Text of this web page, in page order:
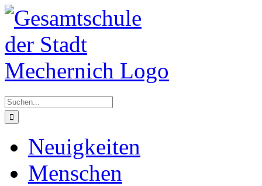
Zum
Inhalt
springen
nach:
Neuigkeiten
Menschen